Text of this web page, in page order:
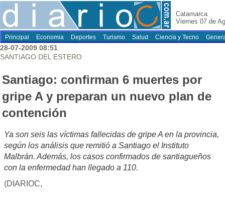
Catamarca
Viernes 07 de
Principal Economia Deportes Turismo Salud Ciencia y Tecno
28-07-2009 08:51
SANTIAGO DEL ESTERO
Santiago: confirman 6 muertes por
gripe A y preparan un nuevo plan de
contención
Ya son seis las víctimas fallecidas de gripe A en la provincia,
según los análisis que remitió a Santiago el Instituto
Malbrán. Además, los casos confirmados de santiagueños
con la enfermedad han llegado a 110.
(DIARIOC,